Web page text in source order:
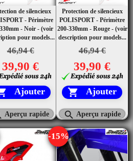
de silencieux
- Périmètre
- Noir - (voir
pour models...
46,94 €
39,90 €
Ajouter
Aperçu rapide
Protection de silencieux
POLISPORT - Périmètre
200-330mm - Rouge - (voir
description pour models...
46,94 €
39,90 €
 Ajouter
 Aperçu rapide
-15%